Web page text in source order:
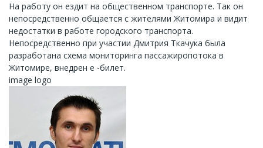
На работу он ездит на общественном транспорте. Так он
непосредственно общается с жителями Житомира и видит
недостатки в работе городского транспорта.
Непосредственно при участии Дмитрия Ткачука была
разработана схема мониторинга пассажиропотока в
Житомире, внедрен е -билет.
image logo